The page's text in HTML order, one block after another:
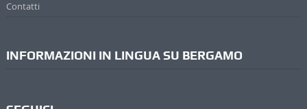
Contatti
INFORMAZIONI IN LINGUA SU BERGAMO